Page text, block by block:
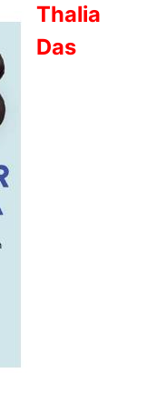
Thalia
Das